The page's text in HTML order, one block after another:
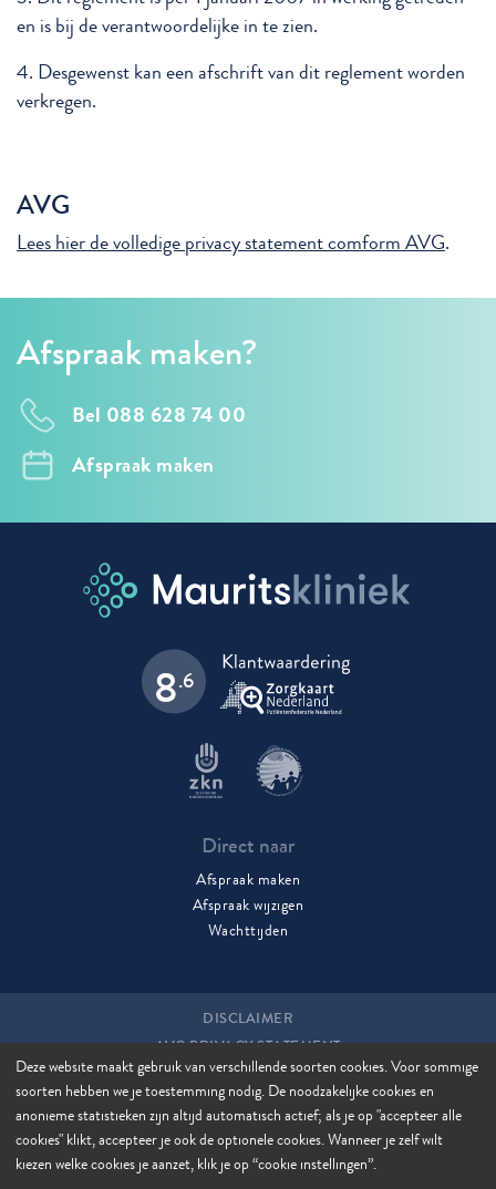
en is bij de verantwoordelijke in te zien.
4. Desgewenst kan een afschrift van dit reglement worden
verkregen.
AVG
Lees hier de volledige privacy statement comform AVG.
Afspraak maken?
Bel 088 628 74 00
Afspraak maken
8.6
Direct naar
Afspraak maken
Afspraak wijzigen
Wachttijden
DISCLAIMER
AVG PRIVACY STATEMENT
COOKIES
COOKIE MANAGER
SITEMAP
Deze website maakt gebruik van verschillende soorten cookies. Voor sommige
soorten hebben we je toestemming nodig. De noodzakelijke cookies en
anonieme statistieken zijn altijd automatisch actief; als je op "accepteer alle
cookies" klikt, accepteer je ook de optionele cookies. Wanneer je zelf wilt
kiezen welke cookies je aanzet, klik je op “cookie instellingen”.